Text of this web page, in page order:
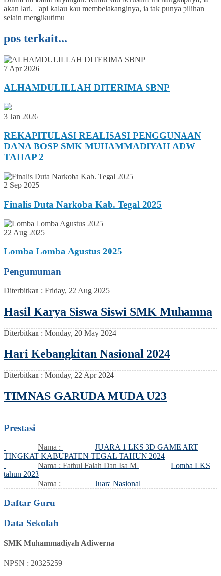
akan lari. Tapi kalau kau membelakanginya, ia tak punya pilihan
selain mengikutimu
pos terkait...
7 Apr 2026
ALHAMDULILLAH DITERIMA SBNP
3 Jan 2026
REKAPITULASI REALISASI PENGGUNAAN
DANA BOSP SMK MUHAMMADIYAH ADW
TAHAP 2
2 Sep 2025
Finalis Duta Narkoba Kab. Tegal 2025
22 Aug 2025
Lomba Lomba Agustus 2025
Pengumuman
Diterbitkan : Friday, 22 Aug 2025
Hasil Karya Siswa Siswi SMK Muhamna
Diterbitkan : Monday, 20 May 2024
Hari Kebangkitan Nasional 2024
Diterbitkan : Monday, 22 Apr 2024
TIMNAS GARUDA MUDA U23
Prestasi
Nama :
JUARA 1 LKS 3D GAME ART
TINGKAT KABUPATEN TEGAL TAHUN 2024
Nama : Fathul Falah Dan Isa M
Lomba LKS
tahun 2023
Nama :
Juara Nasional
Daftar Guru
Data Sekolah
SMK Muhammadiyah Adiwerna
NPSN : 20325259